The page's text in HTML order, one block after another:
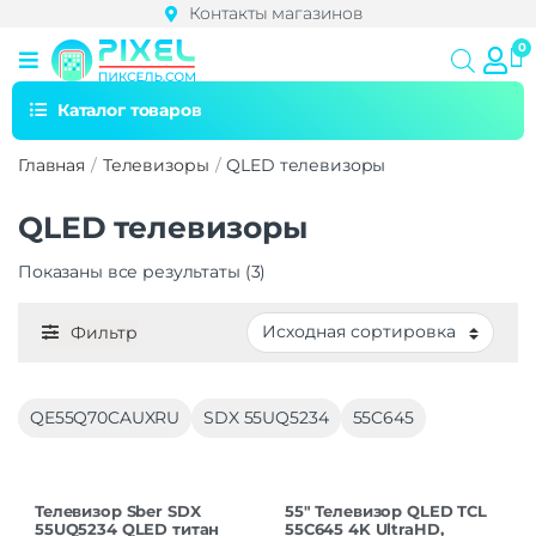
Контакты магазинов
Каталог товаров
Главная Телевизоры QLED телевизоры
QLED телевизоры
Показаны все результаты (3)
Фильтр
QE55Q70CAUXRU SDX 55UQ5234 55C645
Телевизор Sber SDX
55UQ5234 QLED титан
55″ Телевизор QLED TCL
55C645 4K UltraHD,